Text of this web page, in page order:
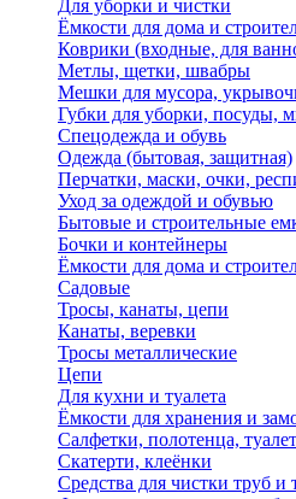
Для уборки и чистки
Ёмкости для дома и
Коврики (входные, для
Метлы, щетки, швабры
Мешки для мусора,
Губки для уборки, посуды,
Спецодежда и обувь
Одежда (бытовая, защитная)
Перчатки, маски, очки,
Уход за одеждой и обувью
Бытовые и строительные
Бочки и контейнеры
Ёмкости для дома и
Садовые
Тросы, канаты, цепи
Канаты, веревки
Тросы металлические
Цепи
Для кухни и туалета
Ёмкости для хранения и
Салфетки, полотенца,
Скатерти, клеёнки
Средства для чистки труб и